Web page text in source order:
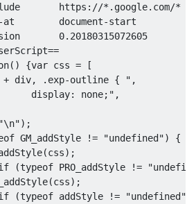
https://*.google.com/*
at        document-start
0.20180315072605
{var css = [
+ div, .exp-outline { ",
display: none;",
GM_addStyle != "undefined") {
(typeof PRO_addStyle !=
(typeof addStyle !=